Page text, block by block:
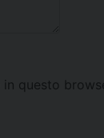
questo